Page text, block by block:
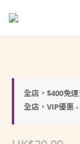
全店，$400免
全店，VIP優惠